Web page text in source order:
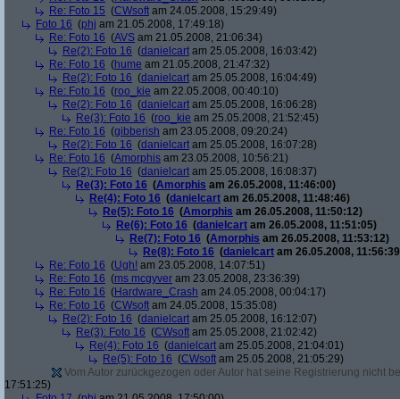
Re: Foto 15 (CWsoft am 24.05.2008, 15:29:49)
Foto 16 (phj am 21.05.2008, 17:49:18)
Re: Foto 16 (AVS am 21.05.2008, 21:06:34)
Re(2): Foto 16 (danielcart am 25.05.2008, 16:03:42)
Re: Foto 16 (hume am 21.05.2008, 21:47:32)
Re(2): Foto 16 (danielcart am 25.05.2008, 16:04:49)
Re: Foto 16 (roo_kie am 22.05.2008, 00:40:10)
Re(2): Foto 16 (danielcart am 25.05.2008, 16:06:28)
Re(3): Foto 16 (roo_kie am 25.05.2008, 21:52:45)
Re: Foto 16 (gibberish am 23.05.2008, 09:20:24)
Re(2): Foto 16 (danielcart am 25.05.2008, 16:07:28)
Re: Foto 16 (Amorphis am 23.05.2008, 10:56:21)
Re(2): Foto 16 (danielcart am 25.05.2008, 16:08:37)
Re(3): Foto 16 (Amorphis am 26.05.2008, 11:46:00)
Re(4): Foto 16 (danielcart am 26.05.2008, 11:48:46)
Re(5): Foto 16 (Amorphis am 26.05.2008, 11:50:12)
Re(6): Foto 16 (danielcart am 26.05.2008, 11:51:05)
Re(7): Foto 16 (Amorphis am 26.05.2008, 11:53:12)
Re(8): Foto 16 (danielcart am 26.05.2008,
Re: Foto 16 (Ugh! am 23.05.2008, 14:07:51)
Re: Foto 16 (ms mcgyver am 23.05.2008, 23:36:39)
Re: Foto 16 (Hardware_Crash am 24.05.2008, 00:04:17)
Re: Foto 16 (CWsoft am 24.05.2008, 15:35:08)
Re(2): Foto 16 (danielcart am 25.05.2008, 16:12:07)
Re(3): Foto 16 (CWsoft am 25.05.2008, 21:02:42)
Re(4): Foto 16 (danielcart am 25.05.2008, 21:04:01)
Re(5): Foto 16 (CWsoft am 25.05.2008, 21:05:29)
Vom Autor zurückgezogen oder Autor hat seine Registrierung nicht
17:51:25)